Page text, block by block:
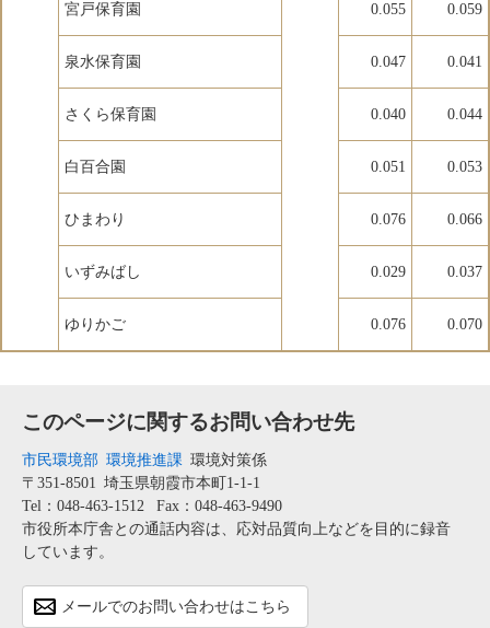
宮戸保育園 0.055 0.059
泉水保育園 0.047 0.041
さくら保育園 0.040 0.044
白百合園 0.051 0.053
ひまわり 0.076 0.066
いずみばし 0.029 0.037
ゆりかご 0.076 0.070
このページに関するお問い合わせ先
市民環境部 環境推進課 環境対策係
〒351-8501 埼玉県朝霞市本町1-1-1
Tel：048-463-1512
Fax：048-463-9490
市役所本庁舎との通話内容は、応対品質向上などを目的に録音
しています。
メールでのお問い合わせはこちら